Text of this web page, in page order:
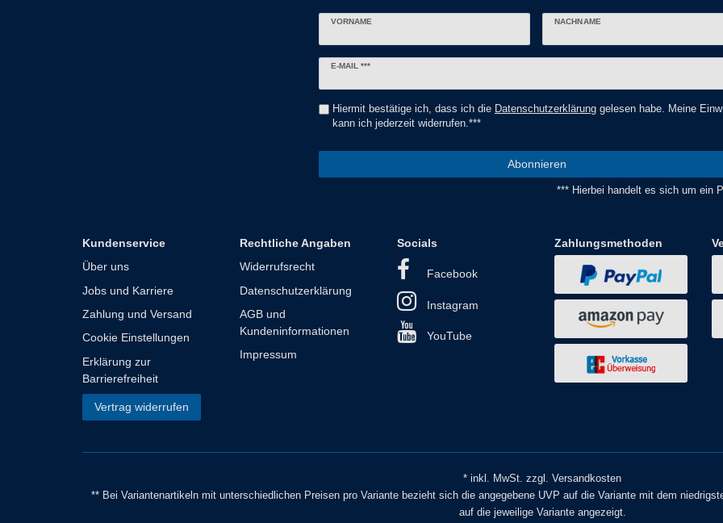
VORNAME NACHNAME
E-MAIL ***
Newsletter
Hiermit bestätige ich, dass ich die Daten­schutz­erklärung gelesen habe. Meine
kann ich jederzeit widerrufen.***
Abonnieren
*** Hierbei handelt es sich um ein
Kundenservice
Über uns
Jobs und Karriere
Zahlung und Versand
Cookie Einstellungen
Erklärung zur
Barrierefreiheit
Vertrag widerrufen
Rechtliche Angaben
Widerrufsrecht
Datenschutzerklärung
AGB und
Kundeninformationen
Impressum
Socials
Facebook
Instagram
YouTube
Zahlungsmethoden
* inkl. MwSt. zzgl. Versandkosten
** Bei Variantenartikeln mit unterschiedlichen Preisen pro Variante bezieht sich die angegebene UVP auf die Variante mit dem
auf die jeweilige Variante angezeigt.